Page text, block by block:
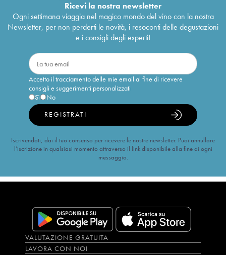
Ricevi la nostra newsletter
Ogni settimana viaggia nel magico mondo del vino con la nostra
Newsletter, per non perderti le novità, i resoconti delle degustazioni
e i consigli degli esperti!
Accetto il tracciamento delle mie email al fine di ricevere
consigli e suggerimenti personalizzati
Sì
No
REGISTRATI
Iscrivendoti, dai il tuo consenso per ricevere le nostre newsletter. Puoi annullare
l’iscrizione in qualsiasi momento attraverso il link disponibile alla fine di ogni
messaggio.
VALUTAZIONE GRATUITA
LAVORA CON NOI